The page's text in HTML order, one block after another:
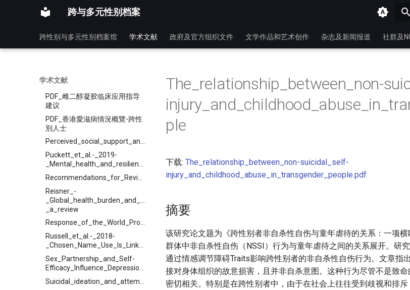
跨与多元性别档案
跨性别与多元性别档案馆 学术文献 政府及官方组织文件 文学作品和艺术创作 杂志及新闻报道 社群及
学术文献
PDF_變性慾與性別認同障礙-文
榮光-_長庚醫院
常規者的健康照護準則_-_AWS
PDF_认识性别认同障碍-_醫院
理諮商的專業對話
PDF_雌二醇凝胶临床应用指导
建议
PDF_香港愛滋病情況概覽-跨性
別人士
Perceived_social_support_and_its_relationship_with
Puckett_et_al.-_2019-
Reisner_-
_Global_health_burden_and_needs_of_transgender_populations-
_a_review
Response_of_the_World_Professional_Association_for_Transgender_Health_to_the_Proposed_DSM_5_Criteria_for_Gender_Incongruence
Russell_et_al.-_2018-
Sex_Partnership_and_Self-
The_relationship_between_non-
ple
下载: The_relationship_between_non-suicidal_self-
injury_and_childhood_abuse_in_transgender_people.pdf
摘要
该研究论文题为《跨性别者非自杀性自伤与童年虐待的关系：一项
群体中非自杀性自伤（NSSI）行为与童年虐待之间的关系展开。研
通过情感调节障碍Traits影响跨性别者的非自杀性自伤行为。文章指
接对身体组织的故意损害，且并非自杀意图。这种行为尽管不是致
密切相关。特别是在跨性别者中，由于在社会上往往受到歧视和排